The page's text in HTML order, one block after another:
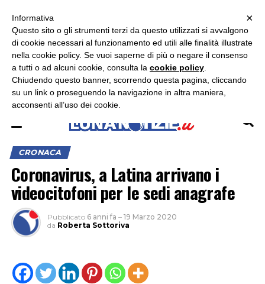
ASCOLTA RADIO LUNA
CRONACA
Coronavirus, a Latina arrivano i
videocitofoni per le sedi anagrafe
Pubblicato 6 anni fa – 19 Marzo 2020
da Roberta Sottoriva
×
×
Informativa
Questo sito o gli strumenti terzi da questo utilizzati si avvalgono
di cookie necessari al funzionamento ed utili alle finalità illustrate
nella cookie policy. Se vuoi saperne di più o negare il consenso
a tutti o ad alcuni cookie, consulta la cookie policy
Chiudendo questo banner, scorrendo questa pagina, cliccando
su un link o proseguendo la navigazione in altra maniera,
acconsenti all’uso dei cookie.